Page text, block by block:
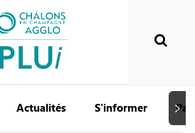
Actualités S'informer